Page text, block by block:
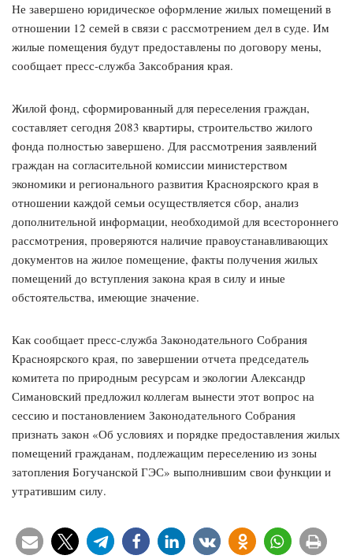
Не завершено юридическое оформление жилых помещений в
отношении 12 семей в связи с рассмотрением дел в суде. Им
жилые помещения будут предоставлены по договору мены,
сообщает пресс-служба Заксобрания края.
Жилой фонд, сформированный для переселения граждан,
составляет сегодня 2083 квартиры, строительство жилого
фонда полностью завершено. Для рассмотрения заявлений
граждан на согласительной комиссии министерством
экономики и регионального развития Красноярского края в
отношении каждой семьи осуществляется сбор, анализ
дополнительной информации, необходимой для всестороннего
рассмотрения, проверяются наличие правоустанавливающих
документов на жилое помещение, факты получения жилых
помещений до вступления закона края в силу и иные
обстоятельства, имеющие значение.
Как сообщает пресс-служба Законодательного Собрания
Красноярского края, по завершении отчета председатель
комитета по природным ресурсам и экологии Александр
Симановский предложил коллегам вынести этот вопрос на
сессию и постановлением Законодательного Собрания
признать закон «Об условиях и порядке предоставления жилых
помещений гражданам, подлежащим переселению из зоны
затопления Богучанской ГЭС» выполнившим свои функции и
утратившим силу.